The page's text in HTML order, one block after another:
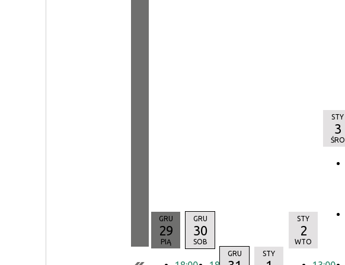
GRU
29
PIĄ
GRU
30
SOB
GRU STY
STY
2
WTO
STY
3
ŚRO